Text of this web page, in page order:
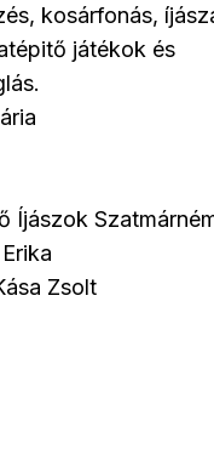
kosárfonás,
játékok és
Íjászok
Zsolt